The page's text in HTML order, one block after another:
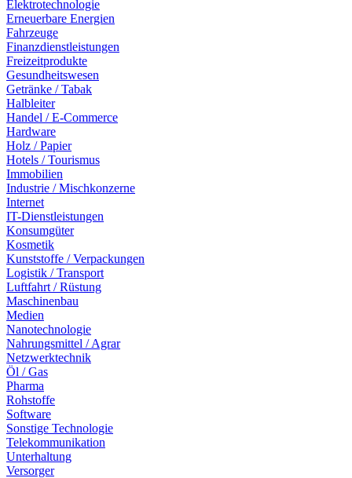
Elektrotechnologie
Erneuerbare Energien
Fahrzeuge
Finanzdienstleistungen
Freizeitprodukte
Gesundheitswesen
Getränke / Tabak
Halbleiter
Handel / E-Commerce
Hardware
Holz / Papier
Hotels / Tourismus
Immobilien
Industrie / Mischkonzerne
Internet
IT-Dienstleistungen
Konsumgüter
Kosmetik
Kunststoffe / Verpackungen
Logistik / Transport
Luftfahrt / Rüstung
Maschinenbau
Medien
Nanotechnologie
Nahrungsmittel / Agrar
Netzwerktechnik
Öl / Gas
Pharma
Rohstoffe
Software
Sonstige Technologie
Telekommunikation
Unterhaltung
Versorger